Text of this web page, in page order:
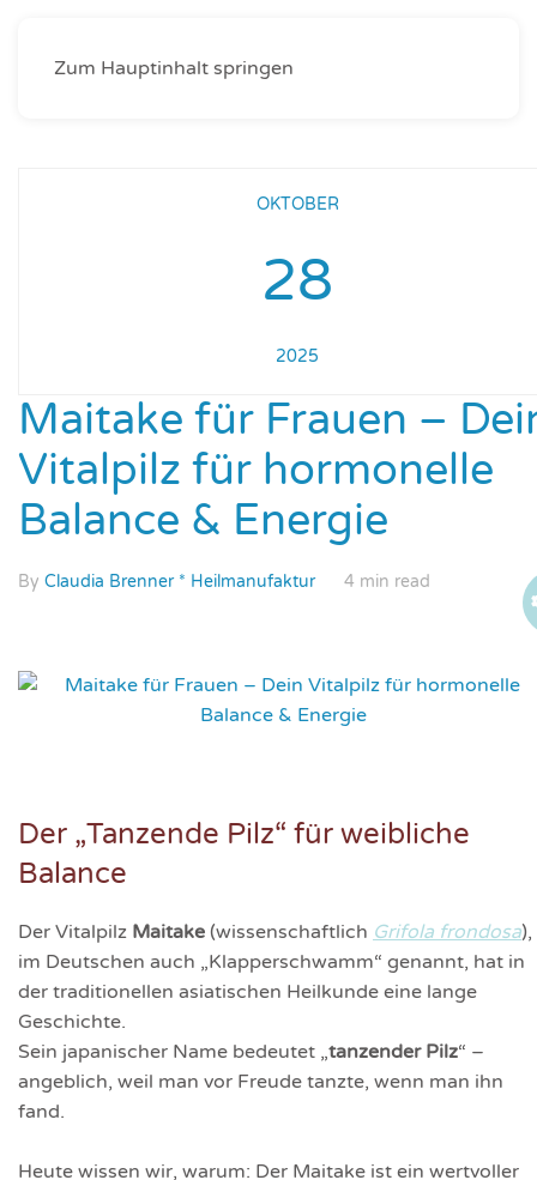
Zum Hauptinhalt springen
OKTOBER
28
2025
Maitake für Frauen –
Vitalpilz für hormonelle
Balance & Energie
By Claudia Brenner * Heilmanufaktur 4 min read
Der „Tanzende Pilz“ für weibliche
Balance
Der Vitalpilz Maitake (wissenschaftlich Grifola frondosa),
im Deutschen auch „Klapperschwamm“ genannt, hat in
der traditionellen asiatischen Heilkunde eine lange
Geschichte.
Sein japanischer Name bedeutet „tanzender Pilz“ –
angeblich, weil man vor Freude tanzte, wenn man ihn
fand.
Heute wissen wir, warum: Der Maitake ist ein wertvoller